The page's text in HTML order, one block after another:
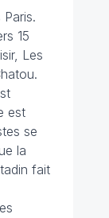
15
Les
est
se
la
fait